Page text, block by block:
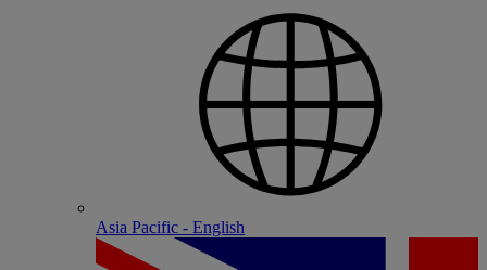
Asia Pacific - English